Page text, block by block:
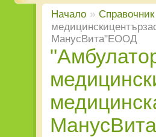
Начало » Справочник
МанусВита"ЕООД
"Амбулатория-